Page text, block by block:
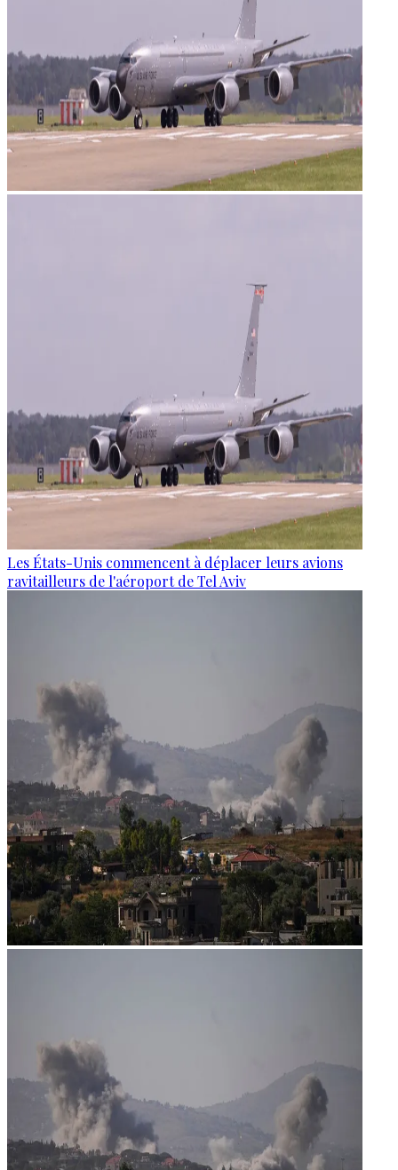
Les États-Unis commencent à déplacer leurs avions
ravitailleurs de l'aéroport de Tel Aviv